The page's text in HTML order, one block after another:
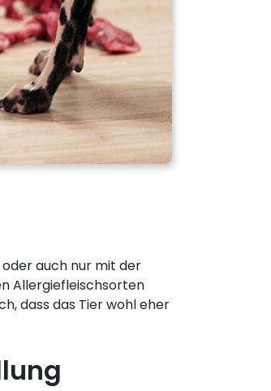
auch nur mit der
Allergiefleischsorten
dass das Tier wohl eher